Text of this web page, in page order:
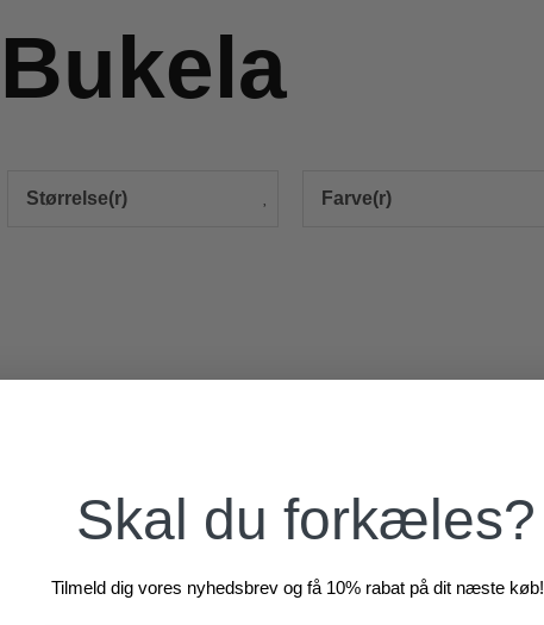
Bukela
Størrelse(r) Farve(r)
Skal du forkæles?
Tilmeld dig vores nyhedsbrev og få 10% rabat på dit næste køb!